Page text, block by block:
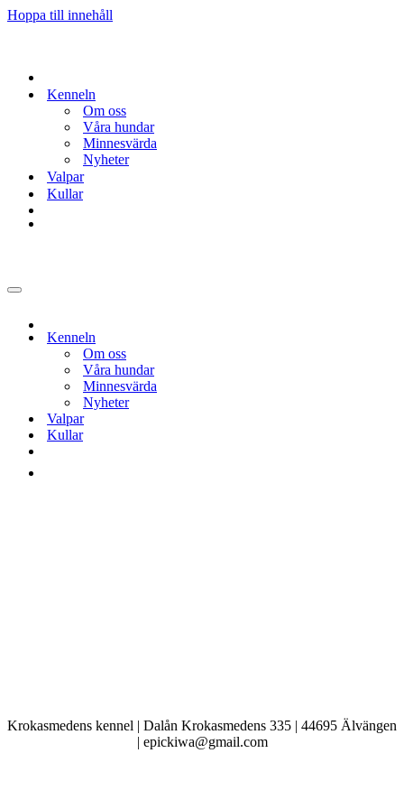
Hoppa till innehåll
Kenneln
Om oss
Våra hundar
Minnesvärda
Nyheter
Valpar
Kullar
Navigeringsmeny
Kenneln
Om oss
Våra hundar
Minnesvärda
Nyheter
Valpar
Kullar
Krokasmedens kennel | Dalån Krokasmedens 335 | 44695 Älvängen
| epickiwa@gmail.com